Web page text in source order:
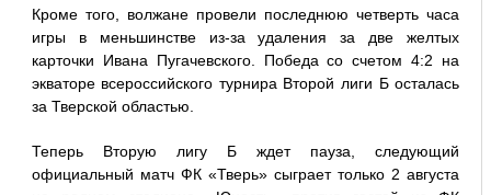
Кроме того, волжане провели последнюю четверть часа
игры в меньшинстве из-за удаления за две желтых
карточки Ивана Пугачевского. Победа со счетом 4:2 на
экваторе всероссийского турнира Второй лиги Б осталась
за Тверской областью.
Теперь Вторую лигу Б ждет пауза, следующий
официальный матч ФК «Тверь» сыграет только 2 августа